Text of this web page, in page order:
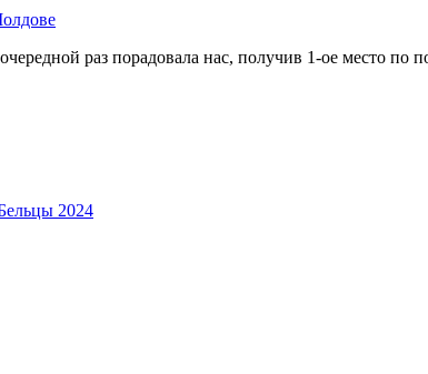
раз порадовала нас, получив 1-ое место по
2024